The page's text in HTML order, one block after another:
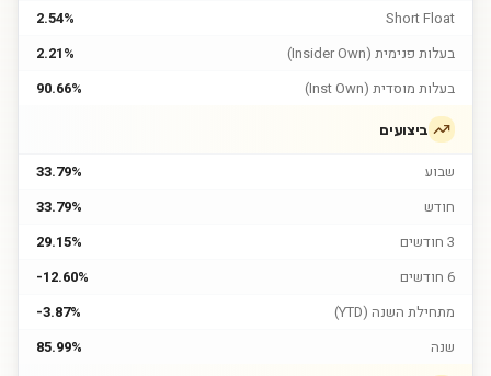
Short Float
2.54%
בעלות פנימית (Insider Own)
2.21%
בעלות מוסדית (Inst Own)
90.66%
ביצועים
שבוע
33.79%
חודש
33.79%
3 חודשים
29.15%
6 חודשים
-12.60%
מתחילת השנה (YTD)
-3.87%
שנה
85.99%